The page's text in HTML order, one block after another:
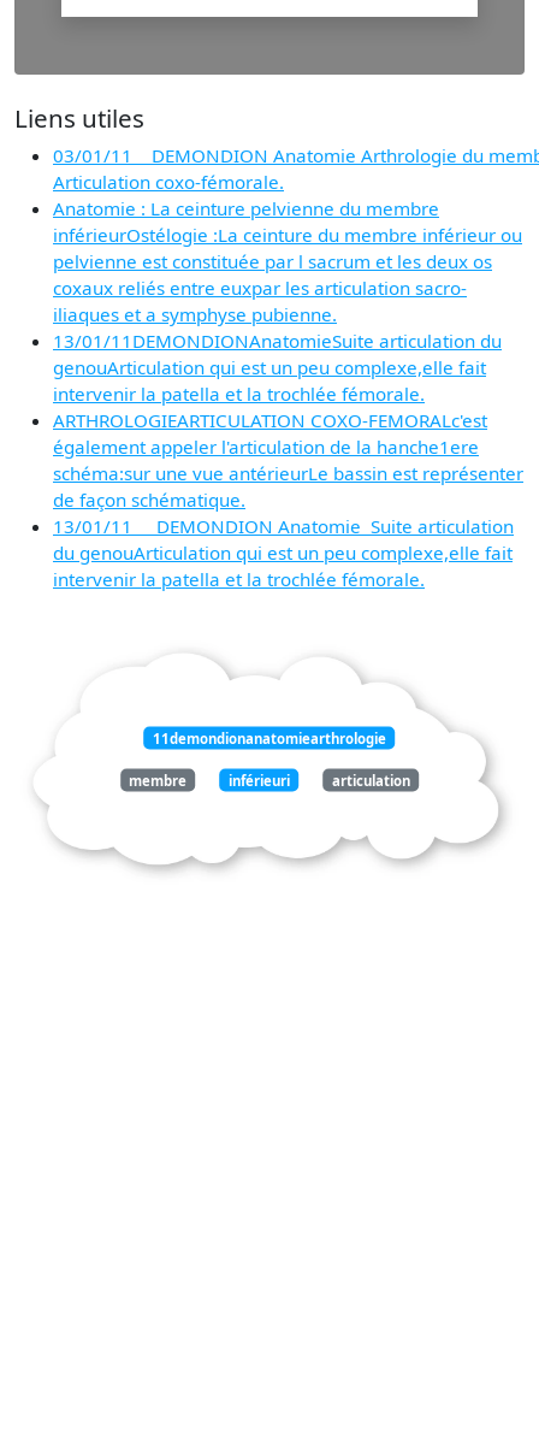
Liens utiles
03/01/11 DEMONDION Anatomie Arthrologie du
Articulation coxo-fémorale.
Anatomie : La ceinture pelvienne du membre
inférieurOstélogie :La ceinture du membre inférieur ou
pelvienne est constituée par l sacrum et les deux os
coxaux reliés entre euxpar les articulation sacro-
iliaques et a symphyse pubienne.
13/01/11DEMONDIONAnatomieSuite articulation du
genouArticulation qui est un peu complexe,elle fait
intervenir la patella et la trochlée fémorale.
ARTHROLOGIEARTICULATION COXO-FEMORALc'est
également appeler l'articulation de la hanche1ere
schéma:sur une vue antérieurLe bassin est représenter
de façon schématique.
13/01/11 DEMONDION Anatomie Suite articulation
du genouArticulation qui est un peu complexe,elle fait
intervenir la patella et la trochlée fémorale.
11demondionanatomiearthrologie
membre inférieuri articulation